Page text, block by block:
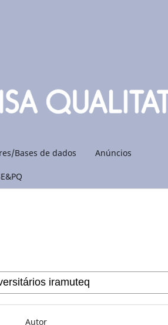
Bases de dados Anúncios
Autor